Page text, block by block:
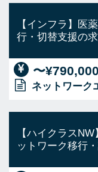
【インフラ】医
行・切替支援の
〜¥790,000
ネットワーク
【ハイクラス
ットワーク移行